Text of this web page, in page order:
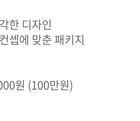
한 디자인
셉에 맞춘 패키지
원 (100만원)